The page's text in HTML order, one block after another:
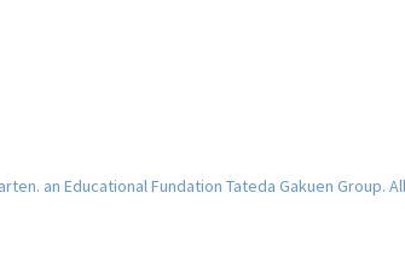
an Educational Fundation Tateda Gakuen Group.